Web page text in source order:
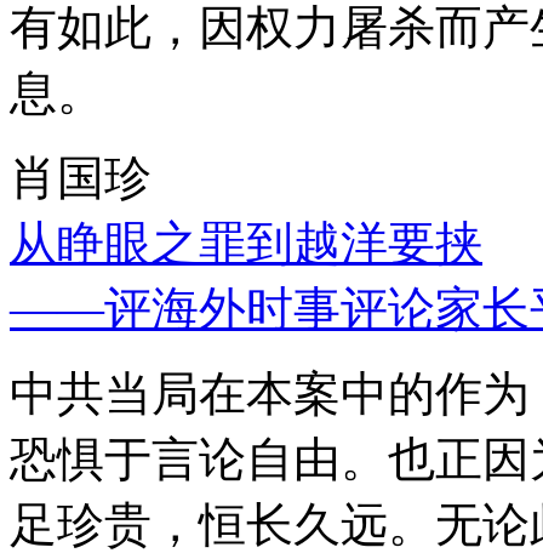
有如此，因权力屠杀而
息。
肖国珍
从睁眼之罪到越洋要挟
——评海外时事评论家长
中共当局在本案中的作
恐惧于言论自由。也正
足珍贵，恒长久远。无